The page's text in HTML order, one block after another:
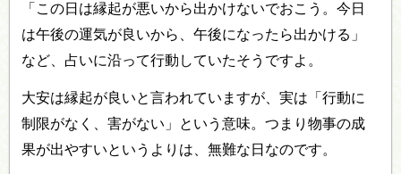
「この日は縁起が悪いから出かけないでおこう。今日
は午後の運気が良いから、午後になったら出かける」
など、占いに沿って行動していたそうですよ。
大安は縁起が良いと言われていますが、実は「行動に
制限がなく、害がない」という意味。つまり物事の成
果が出やすいというよりは、無難な日なのです。